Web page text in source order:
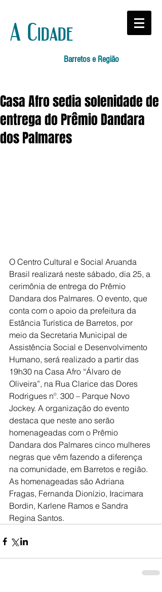
A Cidade
Barretos e Região
Casa Afro sedia solenidade de
entrega do Prêmio Dandara
dos Palmares
O Centro Cultural e Social Aruanda
Brasil realizará neste sábado, dia 25, a
cerimônia de entrega do Prêmio
Dandara dos Palmares. O evento, que
conta com o apoio da prefeitura da
Estância Turística de Barretos, por
meio da Secretaria Municipal de
Assistência Social e Desenvolvimento
Humano, será realizado a partir das
19h30 na Casa Afro “Álvaro de
Oliveira”, na Rua Clarice das Dores
Rodrigues nº. 300 – Parque Novo
Jockey. A organização do evento
destaca que neste ano serão
homenageadas com o Prêmio
Dandara dos Palmares cinco mulheres
negras que vêm fazendo a diferença
na comunidade, em Barretos e região.
As homenageadas são Adriana
Fragas, Fernanda Dionízio, Iracimara
Bordin, Karlene Ramos e Sandra
Regina Santos.